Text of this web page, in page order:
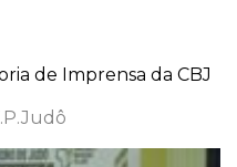
de Imprensa da CBJ